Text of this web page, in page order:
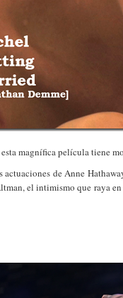
magnífica película tiene
actuaciones de Anne
el intimismo que raya